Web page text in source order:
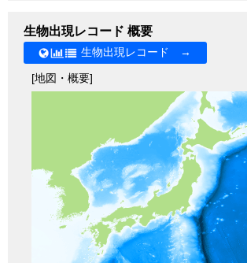
生物出現レコード 概要
生物出現レコード →
[地図・概要]